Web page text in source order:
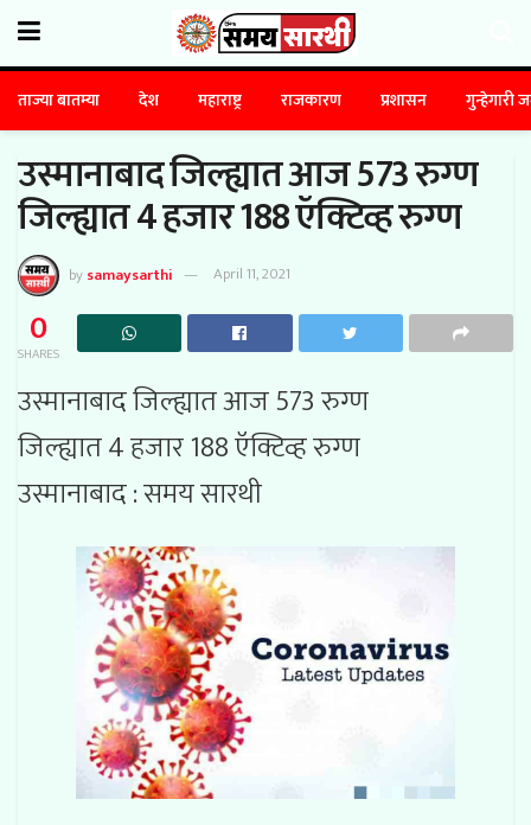
ताज्या बातम्या देश महाराष्ट्र राजकारण प्रशासन गुन्हेगारी
उस्मानाबाद जिल्ह्यात आज 573 रुग्ण
जिल्ह्यात 4 हजार 188 ऍक्टिव्ह रुग्ण
bysamaysarthi April 11, 2021
0
SHARES
उस्मानाबाद जिल्ह्यात आज 573 रुग्ण
जिल्ह्यात 4 हजार 188 ऍक्टिव्ह रुग्ण
उस्मानाबाद : समय सारथी